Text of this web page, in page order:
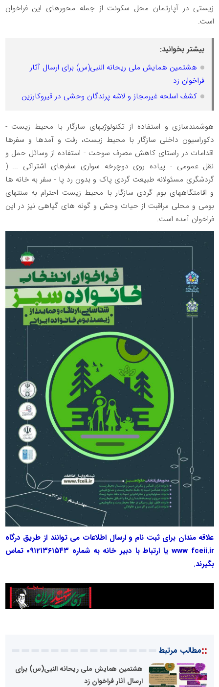
زیستی در آپارتمان محل سکونت از جمله محورهای این فراخوان
است.
بیشتر بخوانید:
هشتمین همایش ملی ریحانه النبی(س) برای ارسال آثار
فراخوان زد
کشف اسلحه غیرمجاز و لاشه پرندگان وحشی در قیروکارزین
هوشمندسازی و استفاده از تکنولوژیهای سازگار با محیط زیست -
دکوراسیون داخلی سازگار با محیط زیست، رفت و آمدها و سفرها
اقدامات در راستای کاهش مصرف سوخت - استفاده از وسائل حمل و
نقل عمومی - پیاده روی دوچرخه سواری سفرهای اشتراکی ... (
گردشگری مسئولانه طبیعت گردی پاک و بدون رد پا - سفر به خانه ها
و اقامتگاههای بوم گردی سازگار با محیط زیست احترام به سنتهای
بومی و محلی مراقبت از حیات وحش و گونه های گیاهی نیز در این
فراخوان آمده است.
علاقه مندان برای ثبت نام و ارسال اطلاعات می توانند از طریق درگاه
www fceii.ir یا ارتباط با دبیر خانه به شماره ٠٩١2١٣٦١٥٤٣ تماس
بگیرند.
::مطالب مرتبط
هشتمین همایش ملی ریحانه النبی(س) برای
ارسال آثار فراخوان زد